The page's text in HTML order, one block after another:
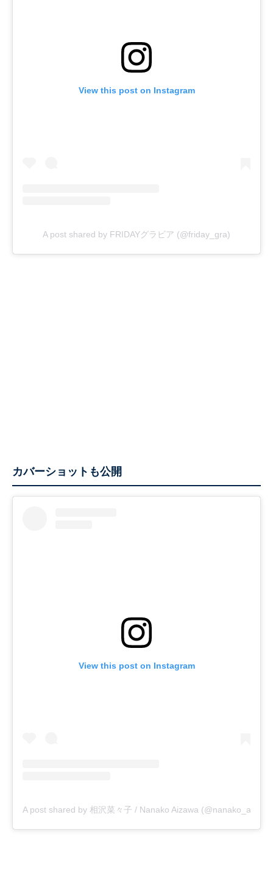
View this post on Instagram
A post shared by FRIDAYグラビア (@friday_gra)
カバーショットも公開
View this post on Instagram
A post shared by 相沢菜々子 / Nanako Aizawa